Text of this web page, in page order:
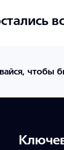
чтобы